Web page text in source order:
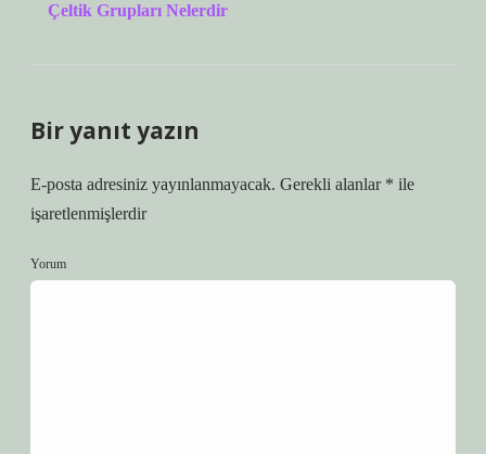
Çeltik Grupları Nelerdir
Bir yanıt yazın
E-posta adresiniz yayınlanmayacak. Gerekli alanlar * ile
işaretlenmişlerdir
Yorum